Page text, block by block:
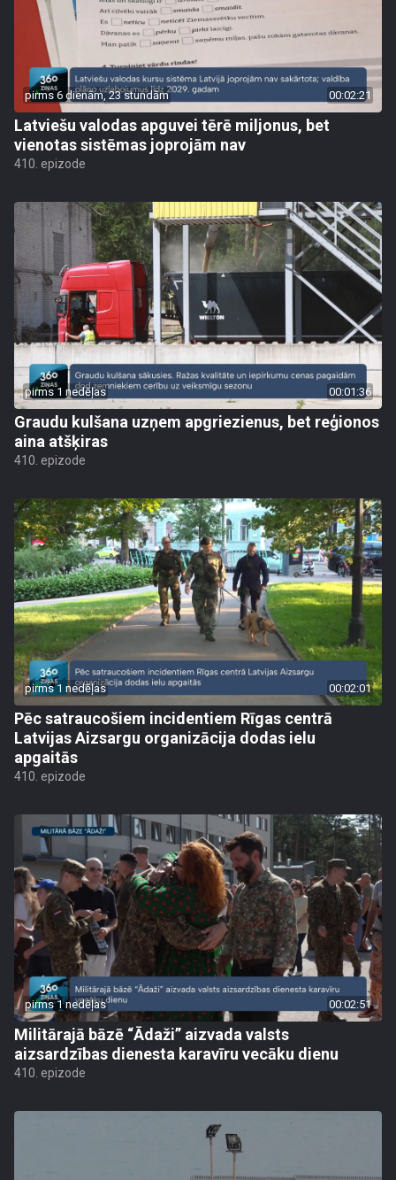
pirms 6 dienām, 23 stundām 00:02:21
Latviešu valodas apguvei tērē miljonus, bet
vienotas sistēmas joprojām nav
410. epizode
pirms 1 nedēļas 00:01:36
Graudu kulšana uzņem apgriezienus, bet reģionos
aina atšķiras
410. epizode
pirms 1 nedēļas 00:02:01
Pēc satraucošiem incidentiem Rīgas centrā
Latvijas Aizsargu organizācija dodas ielu
apgaitās
410. epizode
pirms 1 nedēļas 00:02:51
Militārajā bāzē “Ādaži” aizvada valsts
aizsardzības dienesta karavīru vecāku dienu
410. epizode